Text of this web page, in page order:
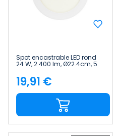
Spot encastrable LED rond
24 W, 2 400 lm, Ø22.4cm, 5
SECOM
Price
19,91 €